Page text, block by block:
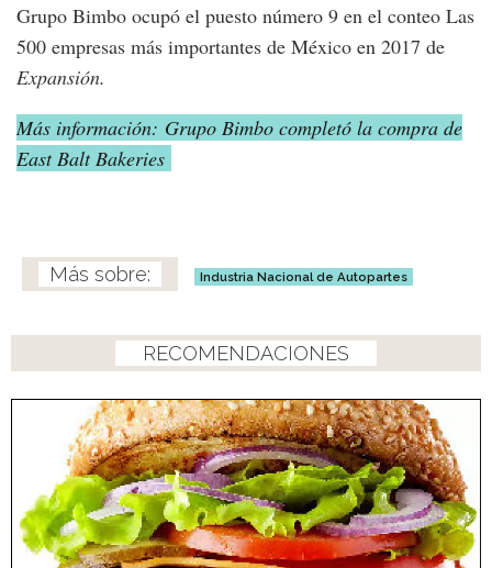
Grupo Bimbo ocupó el puesto número 9 en el conteo Las
500 empresas más importantes de México en 2017 de
Expansión.
Más información: Grupo Bimbo completó la compra de
East Balt Bakeries
Industria Nacional de Autopartes
RECOMENDACIONES